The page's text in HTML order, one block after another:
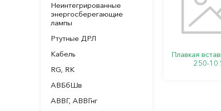
Неинтегрированные
энергосберегающие
лампы
Ртутные ДРЛ
Кабель
RG, RK
АВБбШв
АВВГ, АВВГнг
Плавкая
250-10